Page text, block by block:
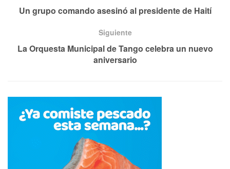
Un grupo comando asesinó al presidente de Haití
Siguiente
La Orquesta Municipal de Tango celebra un nuevo
aniversario